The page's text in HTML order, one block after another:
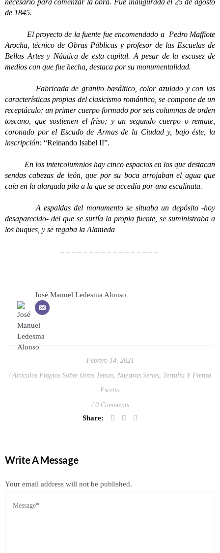
necesario para comenzar la obra. Fue inaugurada el 25 de agosto
de 1845.
El proyecto de la fuente fue encomendado a Pedro Maffiote
Arocha, técnico de Obras Públicas y profesor de las Escuelas de
Bellas Artes y Náutica de esta capital. A pesar de la escasez de
medios con que fue hecha, destaca por su monumentalidad.
Fabricada de granito basáltico, color azulado y con las
características propias del clasicismo romántico, se compone de un
receptáculo; un primer cuerpo formado por seis columnas de orden
toscano, que sostienen el friso; y un segundo cuerpo o remate,
coronado por el Escudo de Armas de la Ciudad y, bajo éste, la
inscripción: “Reinando Isabel II”.
En los intercolumnios hay cinco espacios en los que destacan
sendas cabezas de león, que por su boca arrojaban el agua que
caía en la alargada pila a la que se accedía por una escalinata.
A espaldas del monumento se situaba un depósito -hoy
desaparecido- del que se surtía la propia fuente, se suministraba a
los buques, y se regaba la Alameda
– – – – – – – – – – – – – – – – –
José Manuel Ledesma Alonso
Febrero 14, 2021
Artículos Propios Sobre Otros Temas Nuestras Series Tertulia Y Prensa
Escrita
0 Comments
Share:
Write A Message
Your email address will not be published.